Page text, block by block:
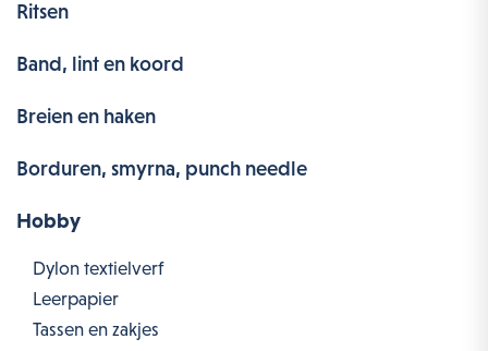
Ritsen
Band, lint en koord
Breien en haken
Borduren, smyrna, punch needle
Hobby
Dylon textielverf
Leerpapier
Tassen en zakjes